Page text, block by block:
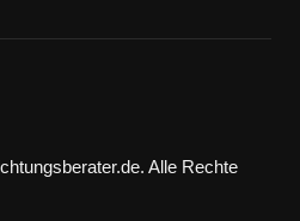
Alle Rechte